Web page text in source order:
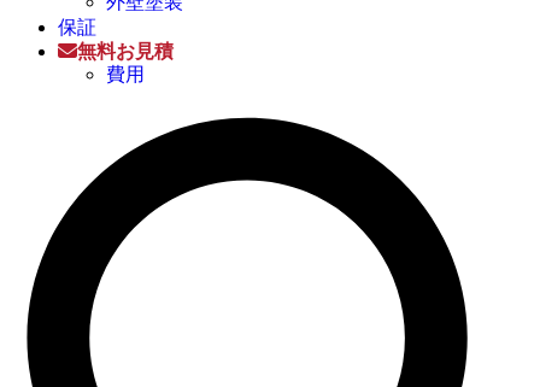
保証
無料お見積
費用